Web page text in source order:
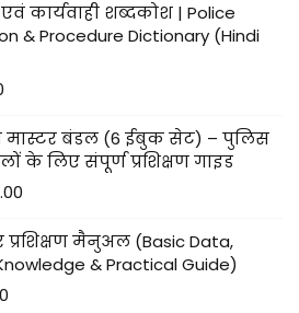
कार्यवाही शब्दकोश | Police
& Procedure Dictionary (Hindi
मास्टर बंडल (6 ईबुक सेट) – पुलिस
के लिए संपूर्ण प्रशिक्षण गाइड
प्रशिक्षण मैनुअल (Basic Data,
& Practical Guide)